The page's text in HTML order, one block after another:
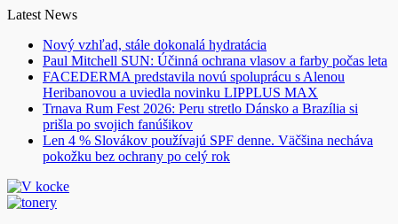
Skip
content
Latest News
Nový vzhľad, stále dokonalá hydratácia
Paul Mitchell SUN: Účinná ochrana vlasov a farby počas leta
FACEDERMA predstavila novú spoluprácu s Alenou
Heribanovou a uviedla novinku LIPPLUS MAX
Trnava Rum Fest 2026: Peru stretlo Dánsko a Brazília si
prišla po svojich fanúšikov
Len 4 % Slovákov používajú SPF denne. Väčšina necháva
pokožku bez ochrany po celý rok